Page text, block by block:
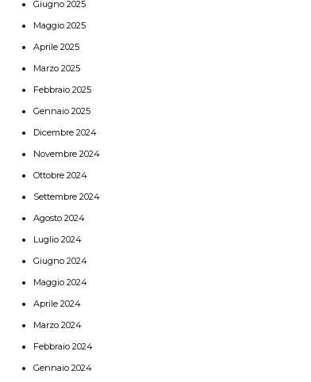
Giugno 2025
Maggio 2025
Aprile 2025
Marzo 2025
Febbraio 2025
Gennaio 2025
Dicembre 2024
Novembre 2024
Ottobre 2024
Settembre 2024
Agosto 2024
Luglio 2024
Giugno 2024
Maggio 2024
Aprile 2024
Marzo 2024
Febbraio 2024
Gennaio 2024